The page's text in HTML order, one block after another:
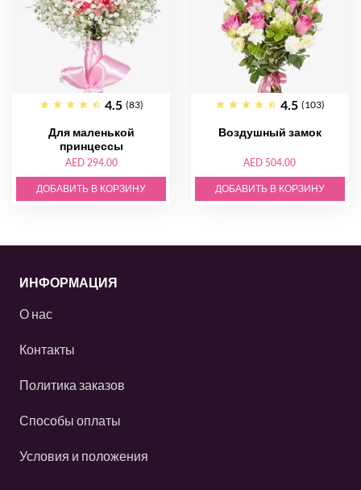
4.5 (83)
Для маленькой
принцессы
AED 294.00
ДОБАВИТЬ В КОРЗИНУ
4.5 (103)
Воздушный замок
AED 504.00
ДОБАВИТЬ В КОРЗИНУ
ИНФОРМАЦИЯ
О нас
Контакты
Политика заказов
Способы оплаты
Условия и положения